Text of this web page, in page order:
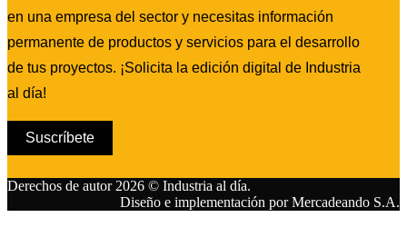
en una empresa del sector y necesitas información
permanente de productos y servicios para el desarrollo
de tus proyectos. ¡Solicita la edición digital de Industria
al día!
Suscríbete
Derechos de autor 2026 © Industria al día.
Diseño e implementación por Mercadeando S.A.